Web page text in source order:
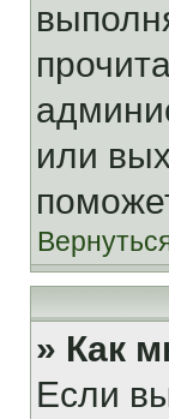
или
» Как
Если